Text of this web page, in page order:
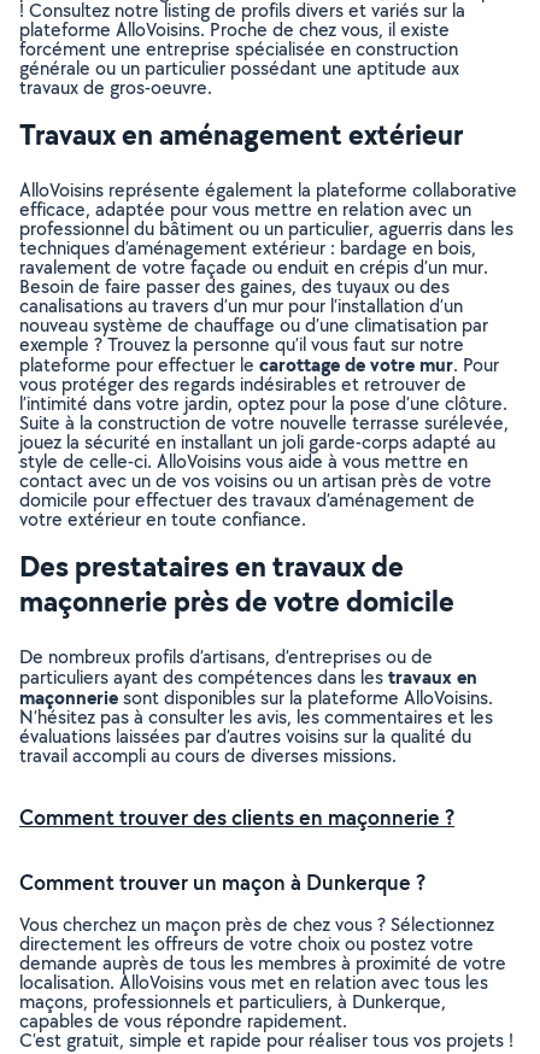
! Consultez notre listing de profils divers et variés sur la
plateforme AlloVoisins. Proche de chez vous, il existe
forcément une entreprise spécialisée en construction
générale ou un particulier possédant une aptitude aux
travaux de gros-oeuvre.
Travaux en aménagement extérieur
AlloVoisins représente également la plateforme collaborative
efficace, adaptée pour vous mettre en relation avec un
professionnel du bâtiment ou un particulier, aguerris dans les
techniques d’aménagement extérieur : bardage en bois,
ravalement de votre façade ou enduit en crépis d’un mur.
Besoin de faire passer des gaines, des tuyaux ou des
canalisations au travers d’un mur pour l’installation d’un
nouveau système de chauffage ou d’une climatisation par
exemple ? Trouvez la personne qu’il vous faut sur notre
plateforme pour effectuer le carottage de votre mur. Pour
vous protéger des regards indésirables et retrouver de
l’intimité dans votre jardin, optez pour la pose d’une clôture.
Suite à la construction de votre nouvelle terrasse surélevée,
jouez la sécurité en installant un joli garde-corps adapté au
style de celle-ci. AlloVoisins vous aide à vous mettre en
contact avec un de vos voisins ou un artisan près de votre
domicile pour effectuer des travaux d’aménagement de
votre extérieur en toute confiance.
Des prestataires en travaux de
maçonnerie près de votre domicile
De nombreux profils d’artisans, d’entreprises ou de
particuliers ayant des compétences dans lestravaux en
maçonneriesont disponibles sur la plateforme AlloVoisins.
N’hésitez pas à consulter les avis, les commentaires et les
évaluations laissées par d’autres voisins sur la qualité du
travail accompli au cours de diverses missions.
Comment trouver des clients en maçonnerie ?
Comment trouver un maçon à Dunkerque ?
Vous cherchez un maçon près de chez vous ? Sélectionnez
directement les offreurs de votre choix ou postez votre
demande auprès de tous les membres à proximité de votre
localisation. AlloVoisins vous met en relation avec tous les
maçons, professionnels et particuliers, à Dunkerque,
capables de vous répondre rapidement.
C’est gratuit, simple et rapide pour réaliser tous vos projets !